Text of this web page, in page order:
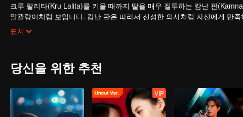
크루 랄리타(Kru Lalita)를 키울 때까지 딸을 매우 질투하는 캄난 판
말괄량이처럼 보입니다. 캄난 판은 따라서 신성한 의사처럼 자신에게 만
팔라듐이 크루 타(Kru Ta)와 사랑에 빠지게끔 도왔습니다. 모든 것이 완
불구하고 돌아옵니다. 타이드는 감히 자신의 여자를 괴롭히는 사람을 파괴
표시
당신을 위한 추천
VIP